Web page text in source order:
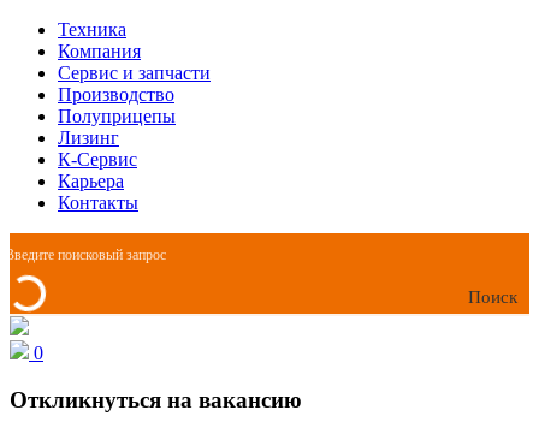
Техника
Компания
Сервис и запчасти
Производство
Полуприцепы
Лизинг
К-Сервис
Карьера
Контакты
Поиск
0
Откликнуться на вакансию